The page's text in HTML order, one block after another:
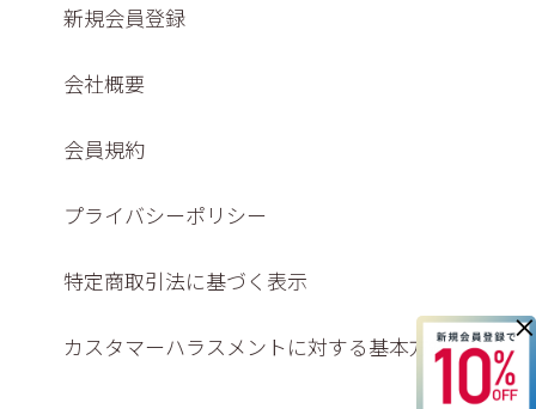
×
新規会員登録
会社概要
会員規約
プライバシーポリシー
特定商取引法に基づく表示
カスタマーハラスメントに対する基本方針